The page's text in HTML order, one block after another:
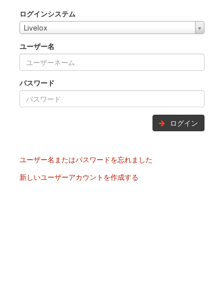
ログインシステム
Livelox
ユーザー名
パスワード
ログイン
ユーザー名またはパスワードを忘れました
新しいユーザーアカウントを作成する